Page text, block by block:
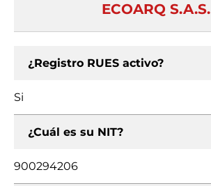
ECOARQ S.A.S.
¿Registro RUES activo?
Si
¿Cuál es su NIT?
900294206